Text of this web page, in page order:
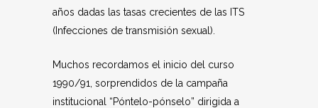
años dadas las tasas crecientes de las ITS
(Infecciones de transmisión sexual).
Muchos recordamos el inicio del curso
1990/91, sorprendidos de la campaña
institucional “Póntelo-pónselo” dirigida a